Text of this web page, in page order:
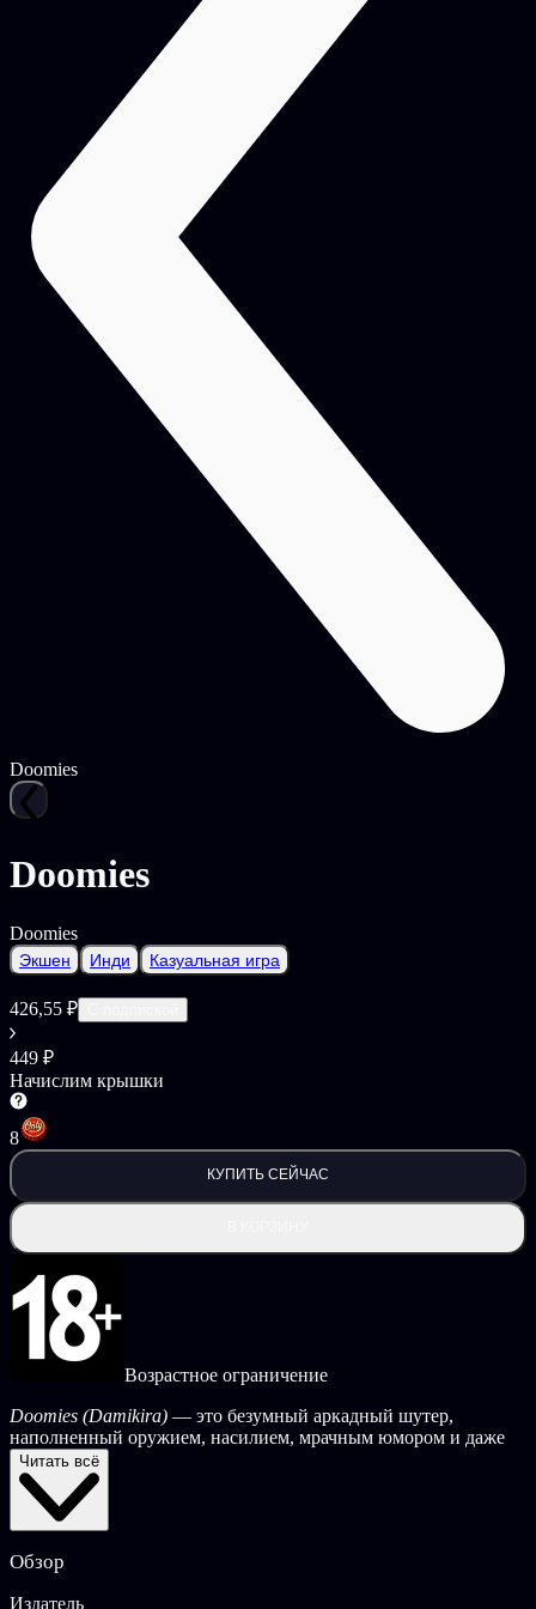
Doomies
Doomies
Doomies
Экшен Инди Казуальная игра
426,55 ₽
449 ₽
Начислим крышки
8
КУПИТЬ СЕЙЧАС
Возрастное ограничение
Doomies (Damikira) — это безумный аркадный шутер,
наполненный оружием, насилием, мрачным юмором и даже
крюком!
Он создан, чтобы помочь вам потратить время (в лучшем
смысле этого слова) и погрузить вас в состояние потока, где
подняться в онлайн-рейтинге, доказав, насколько вам
Читать всё
Обзор
Издатель